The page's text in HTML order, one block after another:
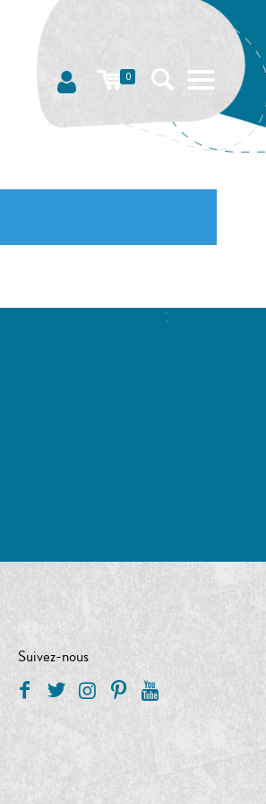
0
Suivez-nous